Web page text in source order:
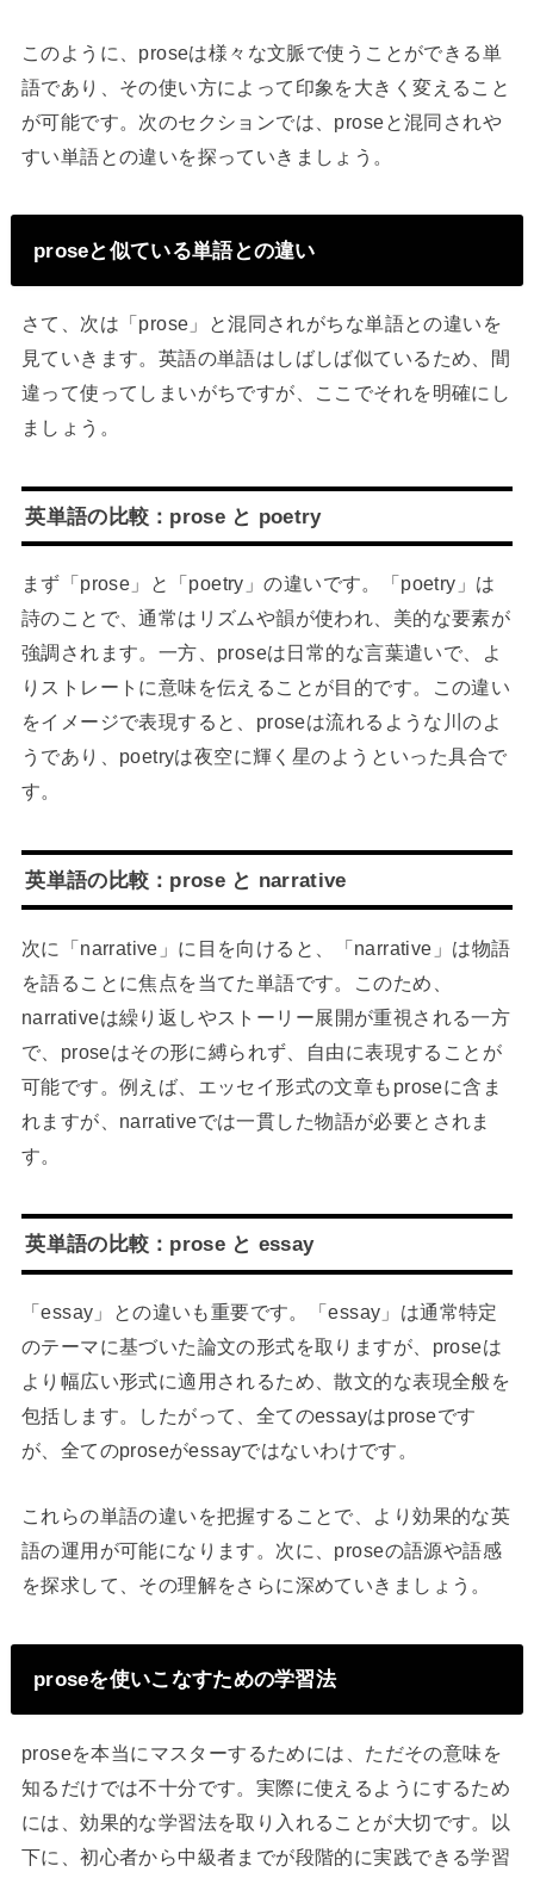
このように、proseは様々な文脈で使うことができる単
語であり、その使い方によって印象を大きく変えること
が可能です。次のセクションでは、proseと混同されや
すい単語との違いを探っていきましょう。
proseと似ている単語との違い
さて、次は「prose」と混同されがちな単語との違いを
見ていきます。英語の単語はしばしば似ているため、間
違って使ってしまいがちですが、ここでそれを明確にし
ましょう。
英単語の比較：prose と poetry
まず「prose」と「poetry」の違いです。「poetry」は
詩のことで、通常はリズムや韻が使われ、美的な要素が
強調されます。一方、proseは日常的な言葉遣いで、よ
りストレートに意味を伝えることが目的です。この違い
をイメージで表現すると、proseは流れるような川のよ
うであり、poetryは夜空に輝く星のようといった具合で
す。
英単語の比較：prose と narrative
次に「narrative」に目を向けると、「narrative」は物語
を語ることに焦点を当てた単語です。このため、
narrativeは繰り返しやストーリー展開が重視される一方
で、proseはその形に縛られず、自由に表現することが
可能です。例えば、エッセイ形式の文章もproseに含ま
れますが、narrativeでは一貫した物語が必要とされま
す。
英単語の比較：prose と essay
「essay」との違いも重要です。「essay」は通常特定
のテーマに基づいた論文の形式を取りますが、proseは
より幅広い形式に適用されるため、散文的な表現全般を
包括します。したがって、全てのessayはproseです
が、全てのproseがessayではないわけです。
これらの単語の違いを把握することで、より効果的な英
語の運用が可能になります。次に、proseの語源や語感
を探求して、その理解をさらに深めていきましょう。
proseを使いこなすための学習法
proseを本当にマスターするためには、ただその意味を
知るだけでは不十分です。実際に使えるようにするため
には、効果的な学習法を取り入れることが大切です。以
下に、初心者から中級者までが段階的に実践できる学習